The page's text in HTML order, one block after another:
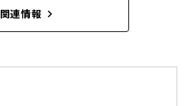
関連情報